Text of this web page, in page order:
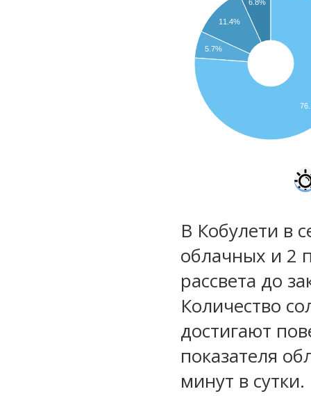
6.8%
11.4%
5.7%
В Кобулети в
облачных и 2
рассвета до
Количество
достигают
показателя
минут в сутки.